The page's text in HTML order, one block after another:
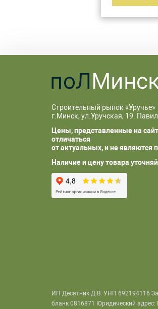
Строительный рынок «Уручье»
г.Минск, ул.Уручская, 19.
Цены, представленные на
отличаться
от актуальных, и не являются
Наличие и цену товара
ИП Десятник Д.В. УНП 692194116
бланк 0816871 Юридический